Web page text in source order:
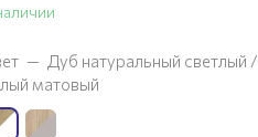
— Дуб натуральный светлый /
матовый